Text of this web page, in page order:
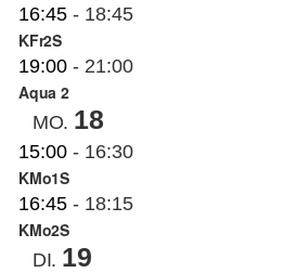
16:45 - 18:45
KFr2S
19:00 - 21:00
Aqua 2
MO. 18
15:00 - 16:30
KMo1S
16:45 - 18:15
KMo2S
DI. 19